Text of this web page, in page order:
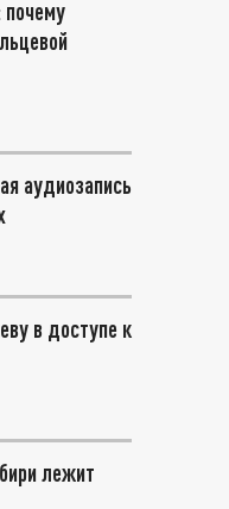
почему
аудиозапись
в доступе к
лежит